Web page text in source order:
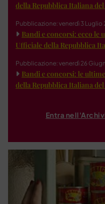
della Repubblica Italiana del
Pubblicazione: venerdì 3 Luglio
Bandi e concorsi: ecco le
Ufficiale della Repubblica
Pubblicazione: venerdì 26
Bandi e concorsi: le
della Repubblica Italiana
Entra